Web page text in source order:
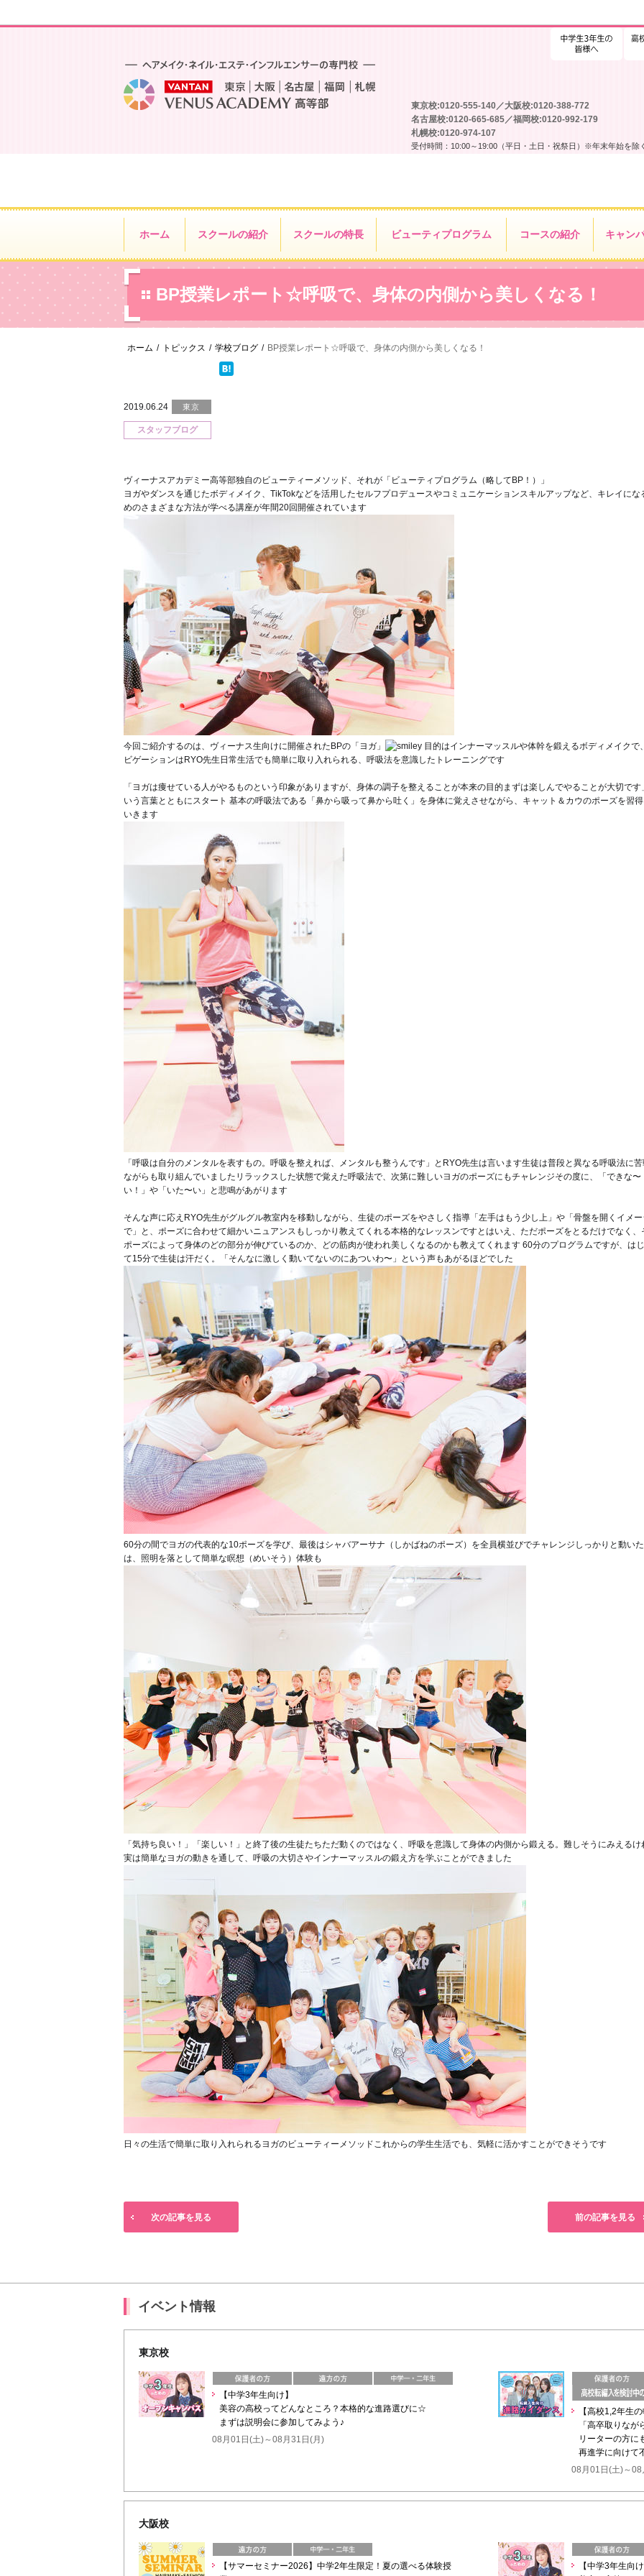
高
東京校:0120-555-140／大阪校:0120-388-772
名古屋校:0120-665-685／福岡校:0120-992-179
札幌校:0120-974-107
受付時間：10:00～19:00（平日・土日・祝祭日）※年末年始を除
ホーム スクールの紹介 スクールの特長 ビューティプログラム コースの紹介 キャン
BP授業レポート☆呼吸で、身体の内側から美しくなる！
ホーム / トピックス / 学校ブログ / BP授業レポート☆呼吸で、身体の内側から美しくなる！
2019.06.24 東京
スタッフブログ
ヴィーナスアカデミー高等部独自のビューティーメソッド、それが「ビューティプログラム（略してBP！）」
ヨガやダンスを通じたボディメイク、TikTokなどを活用したセルフプロデュースやコミュニケーションスキルアップなど、キレイにな
めのさまざまな方法が学べる講座が年間20回開催されています
今回ご紹介するのは、ヴィーナス生向けに開催されたBPの「ヨガ」
目的はインナーマッスルや体幹を鍛えるボディメイクで
ビゲーションはRYO先生 日常生活でも簡単に取り入れられる、呼吸法を意識したトレーニングです
「ヨガは痩せている人がやるものという印象がありますが、身体の調子を整えることが本来の目的 まずは楽しんでやることが大切です
いう言葉とともにスタート 基本の呼吸法である「鼻から吸って鼻から吐く」を身体に覚えさせながら、キャット＆カウのポーズを習
いきます
「呼吸は自分のメンタルを表すもの。呼吸を整えれば、メンタルも整うんです」とRYO先生は言います生徒は普段と異なる呼吸法に
ながらも取り組んでいました リラックスした状態で覚えた呼吸法で、次第に難しいヨガのポーズにもチャレンジその度に、「できな〜
い！」や「いた〜い」と悲鳴があがります
そんな声に応え RYO先生がグルグル教室内を移動しながら、生徒のポーズをやさしく指導 「左手はもう少し上」や「骨盤を開くイメ
で」と、ポーズに合わせて細かいニュアンスもしっかり教えてくれる本格的なレッスンですとはいえ、ただポーズをとるだけでなく、
ポーズによって身体のどの部分が伸びているのか、どの筋肉が使われ美しくなるのかも教えてくれます 60分のプログラムですが、は
て15分で生徒は汗だく。「そんなに激しく動いてないのにあついわ〜」という声もあがるほどでした
60分の間でヨガの代表的な10ポーズを学び、最後はシャバアーサナ（しかばねのポーズ）を全員横並びでチャレンジ しっかりと動い
は、照明を落として簡単な瞑想（めいそう）体験も
「気持ち良い！」「楽しい！」と終了後の生徒たちただ動くのではなく、呼吸を意識して身体の内側から鍛える。難しそうにみえるけ
実は簡単なヨガの動きを通して、呼吸の大切さやインナーマッスルの鍛え方を学ぶことができました
日々の生活で簡単に取り入れられるヨガのビューティーメソッドこれからの学生生活でも、気軽に活かすことができそうです
次の記事を見る 前の記事を見る
イベント情報
東京校
【中学3年生向け】
美容の高校ってどんなところ？本格的な進路選びに☆
まずは説明会に参加してみよう♪
08月01日(土)～08月31日(月)
【高校1,2年生
「高卒取りな
リーターの方
再進学に向けて
08月01日(土)～08
大阪校
【サマーセミナー2026】中学2年生限定！夏の選べる体験授
【中学3年生向